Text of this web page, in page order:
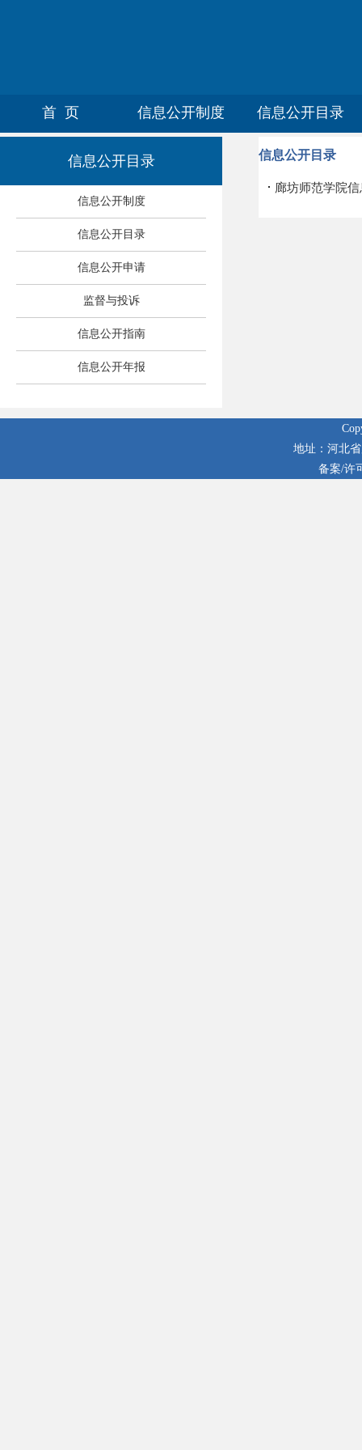
首 页 信息公开制度 信息公开目录
信息公开目录
信息公开制度
信息公开目录
信息公开申请
监督与投诉
信息公开指南
信息公开年报
信息公开目录
· 廊坊师范学院
地址：河北
备案/许